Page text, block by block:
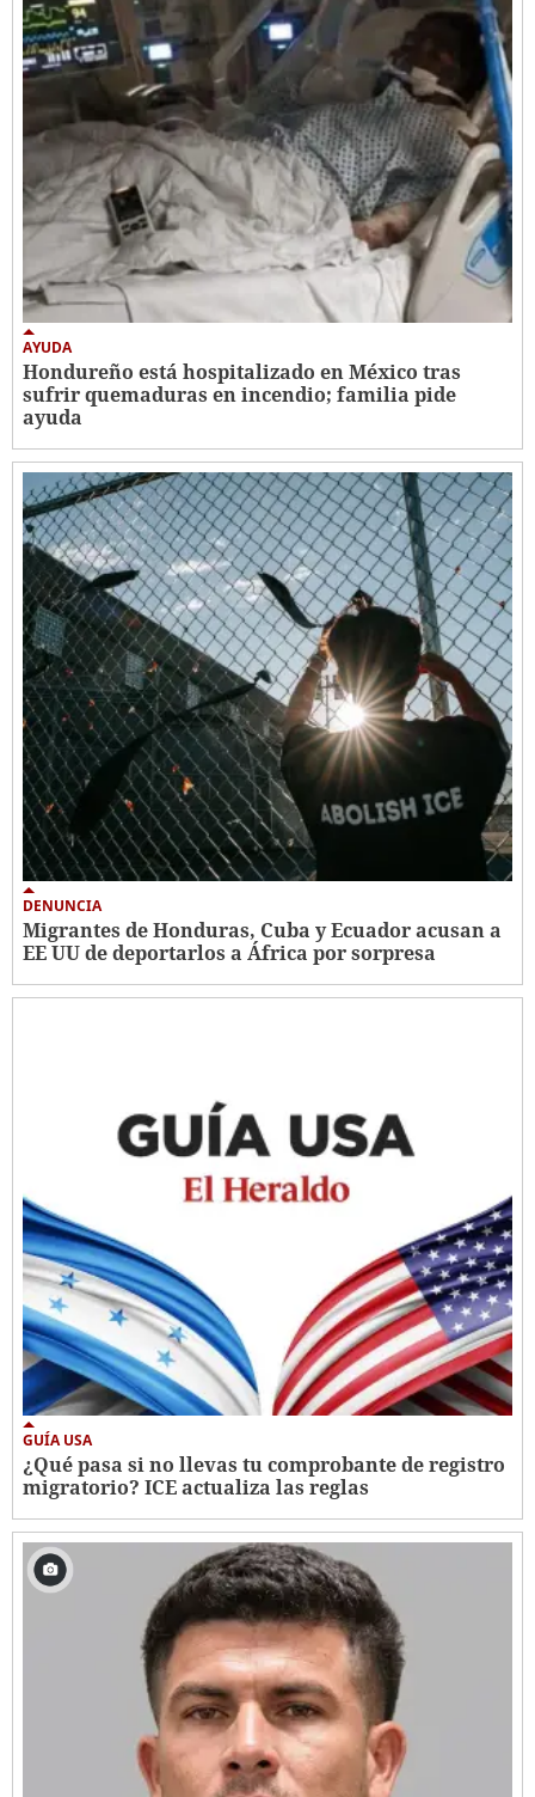
AYUDA
Hondureño está hospitalizado en México tras
sufrir quemaduras en incendio; familia pide
ayuda
DENUNCIA
Migrantes de Honduras, Cuba y Ecuador acusan a
EE UU de deportarlos a África por sorpresa
GUÍA USA
¿Qué pasa si no llevas tu comprobante de registro
migratorio? ICE actualiza las reglas